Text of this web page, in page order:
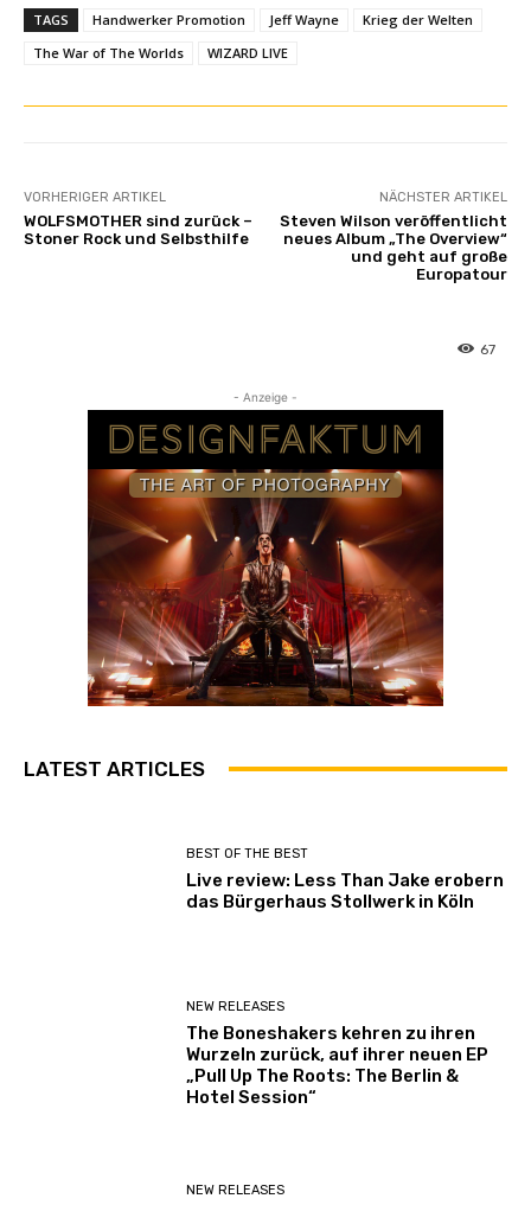
TAGS Handwerker Promotion Jeff Wayne
Krieg der Welten
The War of The Worlds
WIZARD LIVE
VORHERIGER ARTIKEL
WOLFSMOTHER sind zurück –
Stoner Rock und Selbsthilfe
NÄCHSTER ARTIKEL
Steven Wilson veröffentlicht
neues Album „The Overview“
und geht auf große
Europatour
67
- Anzeige -
LATEST ARTICLES
BEST OF THE BEST
Live review: Less Than Jake erobern
das Bürgerhaus Stollwerk in Köln
NEW RELEASES
The Boneshakers kehren zu ihren
Wurzeln zurück, auf ihrer neuen EP
„Pull Up The Roots: The Berlin &
Hotel Session“
NEW RELEASES